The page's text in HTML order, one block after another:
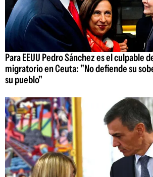
Para EEUU Pedro Sánchez es el culpable
migratorio en Ceuta: "No defiende su
su pueblo"